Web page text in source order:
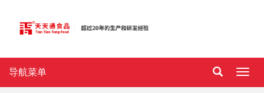
导
导航菜单